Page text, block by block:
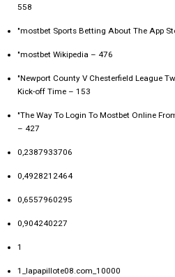
558
"‎mostbet Sports Betting About The App
"mostbet Wikipedia – 476
"Newport County V Chesterfield League
Kick-off Time – 153
"The Way To Login To Mostbet Online
– 427
0,2387933706
0,4928212464
0,6557960295
0,904240227
1
1_lapapillote08.com_10000